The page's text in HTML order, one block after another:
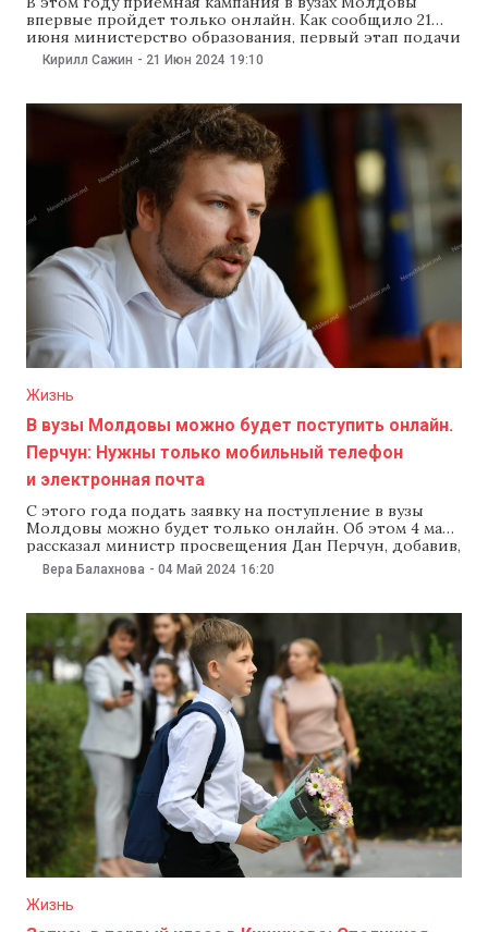
впервые пройдет только онлайн. Как сообщило 21
июня министерство образования, первый этап подачи
заявок на поступление в вузы пройдет с 22 по 29 июля.
Второй этап — с 10 по 14 августа. В министерстве
университеты
Кирилл Сажин - 21 Июн 2024 19:10
Жизнь
В вузы Молдовы можно будет поступить онлайн.
Перчун: Нужны только мобильный телефон
и электронная почта
С этого года подать заявку на поступление в вузы
Молдовы можно будет только онлайн. Об этом 4 мая
рассказал министр просвещения Дан Перчун, добавив,
что будущие студенты смогут выбрать три
университета, в которые они хотели бы поступить, и
специальностей. По словам
Вера Балахнова - 04 Май 2024 16:20
Жизнь